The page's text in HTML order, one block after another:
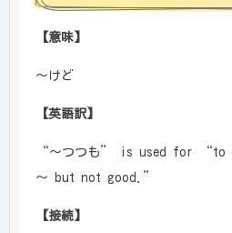
【意味】
～けど
【英語訳】
“～つつも” is used for “to
～ but not good.”
【接続】